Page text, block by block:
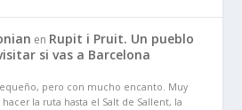
en Rupit i Pruit. Un pueblo
si vas a Barcelona
pero con mucho encanto. Muy
la ruta hasta el Salt de Sallent, la